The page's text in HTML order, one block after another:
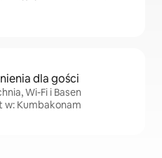
dla gości
Wi-Fi i Basen
w: Kumbakonam